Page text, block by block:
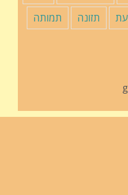
תזונה תמותה